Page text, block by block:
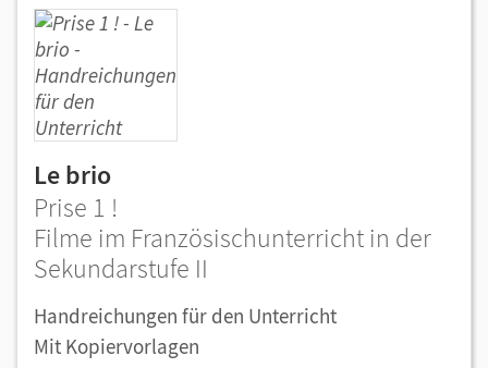
Le brio
Prise 1 !
Filme im Französischunterricht in der
Sekundarstufe II
Handreichungen für den Unterricht
Mit Kopiervorlagen